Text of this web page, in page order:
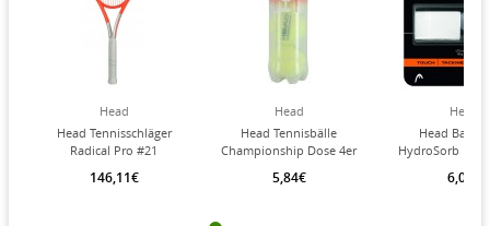
Head
Head Tennisschläger
Radical Pro #21
- besaitet -
146,11€
Head
Head Tennisbälle
Championship Dose 4er
5,84€
Head
Head
HydroSorb Pro
6,04€